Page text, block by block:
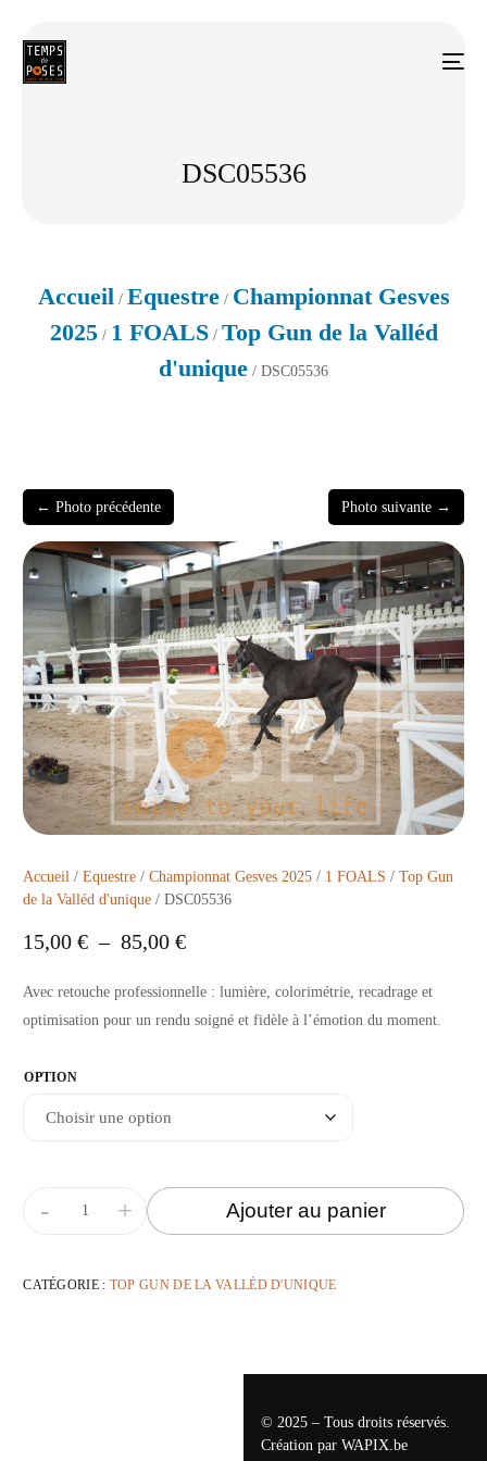
DSC05536
Accueil / Equestre/ Championnat Gesves
2025/ 1 FOALS/ Top Gun de la Valléd
d'unique / DSC05536
← Photo précédente Photo suivante →
Accueil /Equestre /Championnat Gesves 2025 / 1 FOALS /Top Gun
de la Valléd d'unique / DSC05536
15,00€ – 85,00€
Avec retouche professionnelle : lumière, colorimétrie, recadrage et
optimisation pour un rendu soigné et fidèle à l’émotion du moment.
OPTION
+
- Ajouter au panier
CATÉGORIE : TOP GUN DE LA VALLÉD D'UNIQUE
© 2025 – Tous droits réservés.
Création par WAPIX.be